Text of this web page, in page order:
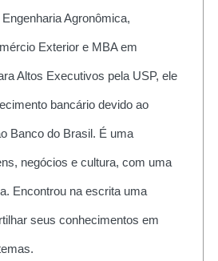
Agronômica,
Exterior e MBA em
Altos Executivos pela USP, ele
bancário devido ao
Banco do Brasil. É uma
negócios e cultura, com uma
Encontrou na escrita uma
seus conhecimentos em